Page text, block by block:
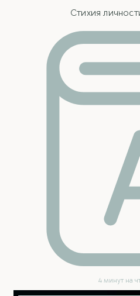
Стихия
4 минут на